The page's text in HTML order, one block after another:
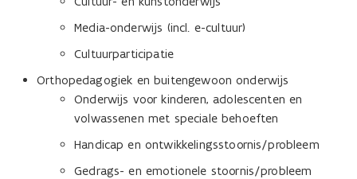
Media-onderwijs (incl. e-cultuur)
Cultuurparticipatie
Orthopedagogiek en buitengewoon onderwijs
Onderwijs voor kinderen, adolescenten en
volwassenen met speciale behoeften
Handicap en ontwikkelingsstoornis/probleem
Gedrags- en emotionele stoornis/probleem